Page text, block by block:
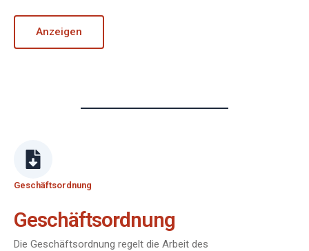
Anzeigen
Geschäftsordnung
Geschäftsordnung
Die Geschäftsordnung regelt die Arbeit des